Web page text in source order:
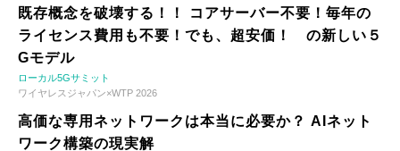
既存概念を破壊する！！ コアサーバー不要！毎年の
ライセンス費用も不要！でも、超安価！ の新しい５
Gモデル
ローカル5Gサミット
ワイヤレスジャパン×WTP 2026
高価な専用ネットワークは本当に必要か？ AIネット
ワーク構築の現実解